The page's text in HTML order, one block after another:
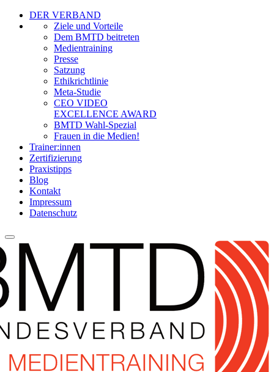
DER VERBAND
Ziele und Vorteile
Dem BMTD beitreten
Medientraining
Presse
Satzung
Ethikrichtlinie
Meta-Studie
CEO VIDEO
EXCELLENCE AWARD
BMTD Wahl-Spezial
Frauen in die Medien!
Trainer:innen
Zertifizierung
Praxistipps
Blog
Kontakt
Impressum
Datenschutz